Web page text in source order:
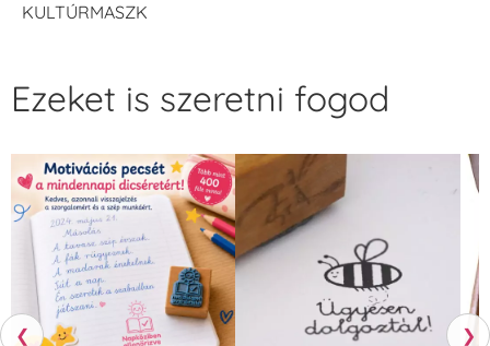
KULTÚRMASZK
❮
Ezeket is szeretni fogod
❯